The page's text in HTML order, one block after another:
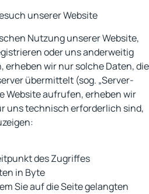
unserer Website
Nutzung unserer Website,
oder uns anderweitig
wir nur solche Daten, die
übermittelt (sog. „Server-
Website aufrufen, erheben wir
uns technisch erforderlich sind,
des Zugriffes
in Byte
Sie auf die Seite gelangten